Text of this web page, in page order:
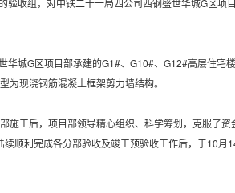
组，对中铁二十一局四公司西钢盛世华城G区项目
城G区项目部承建的G1#、G10#、G12#高层住宅
现浇钢筋混凝土框架剪力墙结构。
工后，项目部领导精心组织、科学筹划，克服了资
顺利完成各分部验收及竣工预验收工作后，于10月